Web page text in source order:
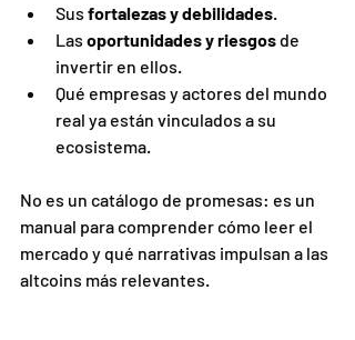
Sus fortalezas y debilidades
Las oportunidades y riesgos de
invertir en ellos.
Qué empresas y actores del mundo
real ya están vinculados a su
ecosistema.
No es un catálogo de promesas: es un
manual para comprender cómo leer el
mercado y qué narrativas impulsan a las
altcoins más relevantes.